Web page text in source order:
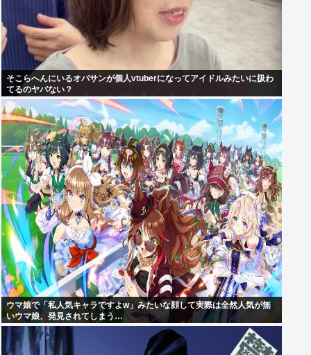
そこらへんにいるオバサンが個人vtuberになってアイドルみたいに扱わ
てるのヤバない？
ウマ娘で「私人気キャラですよw」みたいな顔して実際は全然人気が無
いウマ娘、発見されてしまう…